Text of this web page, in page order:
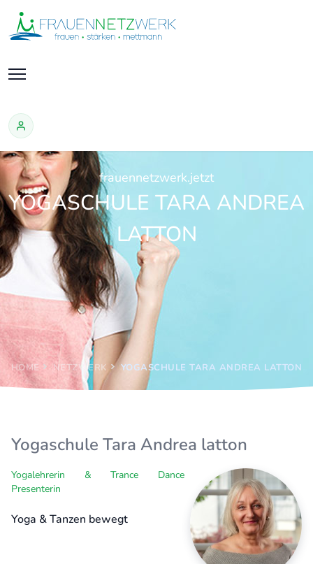
frauennetzwerk.jetzt
YOGASCHULE TARA ANDREA
LATTON
HOME NETZWERK YOGASCHULE TARA ANDREA LATTON
Yogaschule Tara Andrea latton
Yogalehrerin & Trance Dance
Presenterin
Yoga & Tanzen bewegt